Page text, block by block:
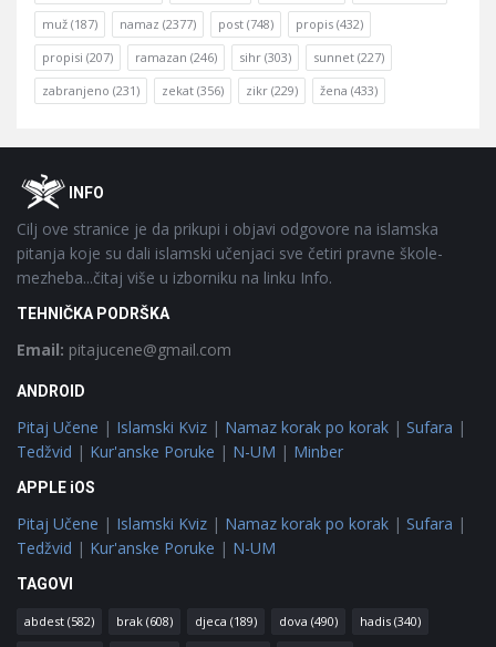
muž (187) namaz (2377) post (748) propis (432)
propisi (207) ramazan (246) sihr (303) sunnet (227)
zabranjeno (231) zekat (356) zikr (229) žena (433)
FooterOINFO
Cilj ove stranice je da prikupi i objavi odgovore na islamska
pitanja koje su dali islamski učenjaci sve četiri pravne škole-
mezheba...čitaj više u izborniku na linku Info.
TEHNIČKA PODRŠKA
Email: pitajucene@gmail.com
ANDROID
Pitaj Učene | Islamski Kviz | Namaz korak po korak | Sufara |
Tedžvid | Kur'anske Poruke | N-UM | Minber
APPLE iOS
Pitaj Učene | Islamski Kviz | Namaz korak po korak | Sufara |
Tedžvid | Kur'anske Poruke | N-UM
TAGOVI
abdest (582) brak (608) djeca (189) dova (490) hadis (340)